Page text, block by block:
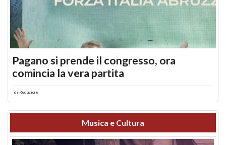
Pagano si prende il congresso, ora
comincia la vera partita
di Redazione
Musica e Cultura